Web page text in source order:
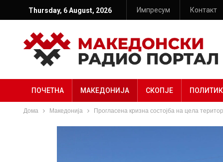
Thursday, 6 August, 2026 Импресум Контакт
ПОЧЕТНА МАКЕДОНИЈА СКОПЈЕ
Дома Македонија Прогласена кризна состојба на цела